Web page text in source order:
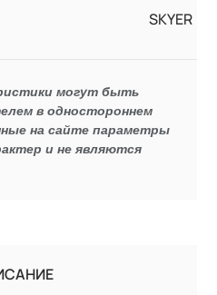
SKYER
могут быть
в одностороннем
на сайте параметры
и не являются